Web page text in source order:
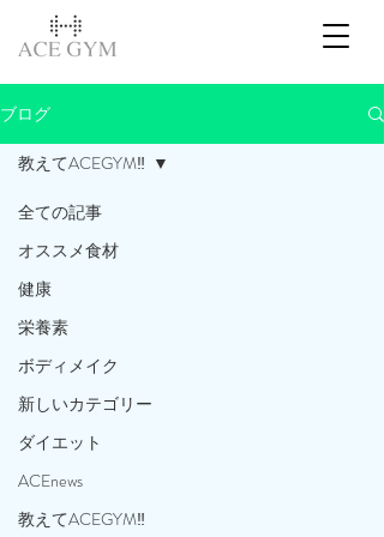
ブログ
全ての記事
オススメ食材
健康
栄養素
ボディメイク
新しいカテゴリー
ダイエット
ACEnews
教えてACEGYM‼️
教えてACEGYM‼️